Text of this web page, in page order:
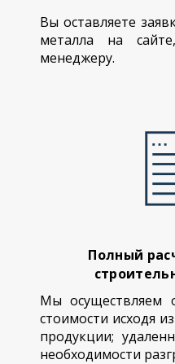
Вы оставляете
металла на
менеджеру.
Полный
Мы осуществляем
стоимости исходя
продукции;
необходимости